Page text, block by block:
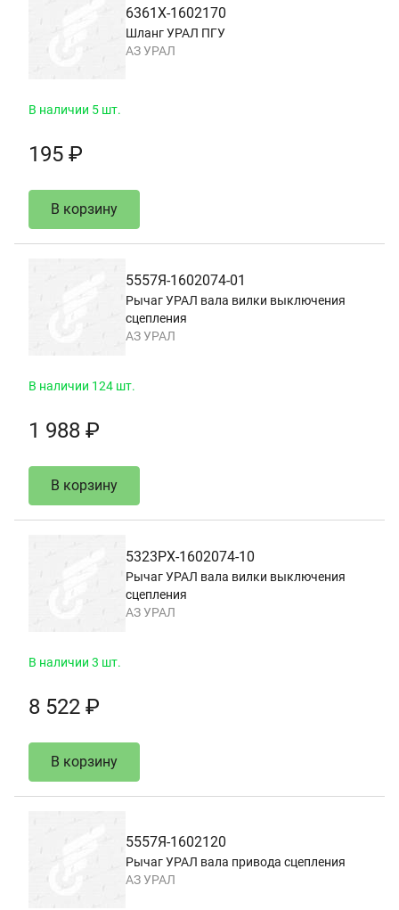
6361Х-1602170
Шланг УРАЛ ПГУ
АЗ УРАЛ
В наличии 5 шт.
195 ₽
В корзину
5557Я-1602074-01
Рычаг УРАЛ вала вилки выключения
сцепления
АЗ УРАЛ
В наличии 124 шт.
1 988 ₽
В корзину
5323РХ-1602074-10
Рычаг УРАЛ вала вилки выключения
сцепления
АЗ УРАЛ
В наличии 3 шт.
8 522 ₽
В корзину
5557Я-1602120
Рычаг УРАЛ вала привода сцепления
АЗ УРАЛ